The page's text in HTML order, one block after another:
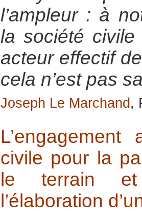
l’ampleur : à
la société
acteur effectif
cela n’est pas
Joseph Le Marchand ,
civile pour la
le terrain
l’élaboration